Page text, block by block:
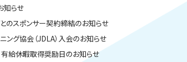
知らせ
のスポンサー契約締結のお知らせ
ング協会（JDLA）入会のお知らせ
給休暇取得奨励日のお知らせ